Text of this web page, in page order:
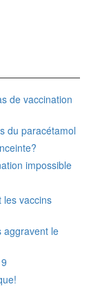
de vaccination
du paracétamol
impossible
les vaccins
aggravent le